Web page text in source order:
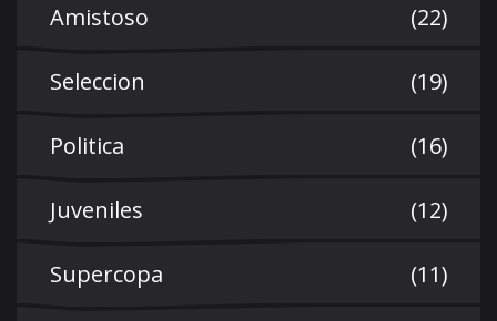
Amistoso (22)
Seleccion (19)
Politica (16)
Juveniles (12)
Supercopa (11)